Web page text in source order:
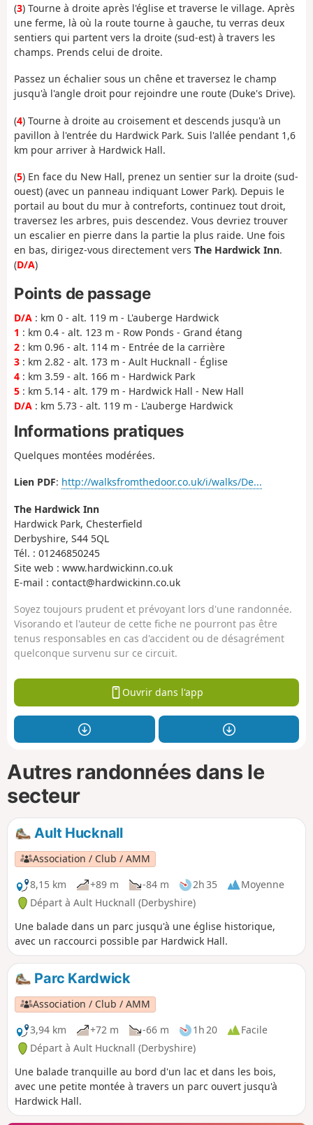
(3) Tourne à droite après l'église et traverse le village. Après
une ferme, là où la route tourne à gauche, tu verras deux
sentiers qui partent vers la droite (sud-est) à travers les
champs. Prends celui de droite.
Passez un échalier sous un chêne et traversez le champ
jusqu'à l'angle droit pour rejoindre une route (Duke's Drive).
(4) Tourne à droite au croisement et descends jusqu'à un
pavillon à l'entrée du Hardwick Park. Suis l'allée pendant 1,6
km pour arriver à Hardwick Hall.
(5) En face du New Hall, prenez un sentier sur la droite (sud-
ouest) (avec un panneau indiquant Lower Park). Depuis le
portail au bout du mur à contreforts, continuez tout droit,
traversez les arbres, puis descendez. Vous devriez trouver
un escalier en pierre dans la partie la plus raide. Une fois
en bas, dirigez-vous directement vers The Hardwick Inn.
(D/A)
Points de passage
D/A : km 0 - alt. 119 m - L'auberge Hardwick
1 : km 0.4 - alt. 123 m - Row Ponds - Grand étang
2 : km 0.96 - alt. 114 m - Entrée de la carrière
3 : km 2.82 - alt. 173 m - Ault Hucknall - Église
4 : km 3.59 - alt. 166 m - Hardwick Park
5 : km 5.14 - alt. 179 m - Hardwick Hall - New Hall
D/A : km 5.73 - alt. 119 m - L'auberge Hardwick
Informations pratiques
Quelques montées modérées.
Lien PDF: http://walksfromthedoor.co.uk/i/walks/De...
The Hardwick Inn
Hardwick Park, Chesterfield
Derbyshire, S44 5QL
Tél. : 01246850245
Site web : www.hardwickinn.co.uk
E-mail : contact@hardwickinn.co.uk
Soyez toujours prudent et prévoyant lors d'une randonnée.
Visorando et l'auteur de cette fiche ne pourront pas être
tenus responsables en cas d'accident ou de désagrément
quelconque survenu sur ce circuit.
Ouvrir dans l'app
Autres randonnées dans le
secteur
Ault Hucknall
Association / Club / AMM
8,15 km
+89 m -84 m 2h 35
Moyenne
Départ à Ault Hucknall (Derbyshire)
Une balade dans un parc jusqu'à une église historique,
avec un raccourci possible par Hardwick Hall.
Parc Kardwick
Association / Club / AMM
3,94 km
+72 m -66 m 1h 20
Facile
Départ à Ault Hucknall (Derbyshire)
Une balade tranquille au bord d'un lac et dans les bois,
avec une petite montée à travers un parc ouvert jusqu'à
Hardwick Hall.